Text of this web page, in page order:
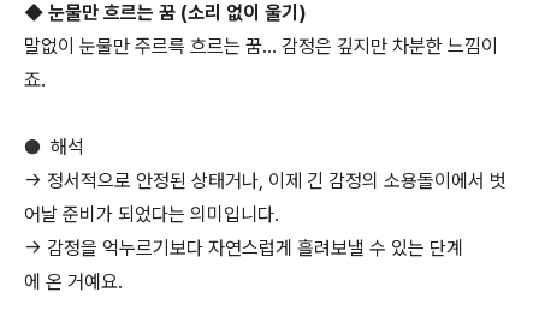
◆ 눈물만 흐르는 꿈 (소리 없이 울기)
말없이 눈물만 주르륵 흐르는 꿈… 감정은 깊지만 차분한 느낌이
죠.
● 해석
→ 정서적으로 안정된 상태거나, 이제 긴 감정의 소용돌이에서 벗
어날 준비가 되었다는 의미입니다.
→ 감정을 억누르기보다 자연스럽게 흘려보낼 수 있는 단계
에 온 거예요.